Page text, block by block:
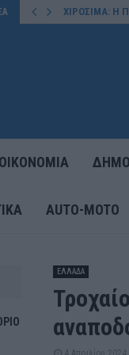
ΧΙΡΟΣΙΜΑ: Η
AUTO-MOTO
ΕΛΛΑΔΑ